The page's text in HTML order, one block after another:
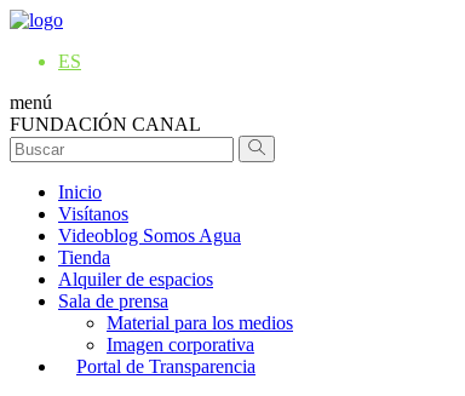
ES
menú
FUNDACIÓN CANAL
Inicio
Visítanos
Videoblog Somos Agua
Tienda
Alquiler de espacios
Sala de prensa
Material para los medios
Imagen corporativa
Portal de Transparencia